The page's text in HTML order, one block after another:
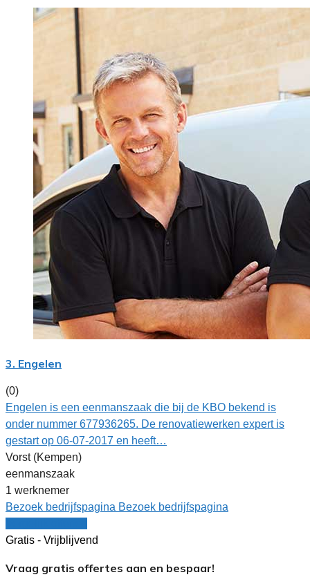
3. Engelen
(0)
Engelen is een eenmanszaak die bij de KBO bekend is
onder nummer 677936265. De renovatiewerken expert is
gestart op 06-07-2017 en heeft…
Vorst (Kempen)
eenmanszaak
1 werknemer
Bezoek bedrijfspagina Bezoek bedrijfspagina
Gratis - Vrijblijvend
Vraag gratis offertes aan en bespaar!